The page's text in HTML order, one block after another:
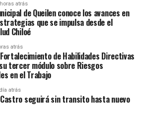
BUSINESS
race in dead heat
with eighth Wimbledon, 19th
atrás
de Queilen conoce los avances en
que se impulsa desde el
Chiloé
atrás
de Habilidades Directivas
tercer módulo sobre Riesgos
en el Trabajo
atrás
Castro seguirá sin transito hasta nuevo